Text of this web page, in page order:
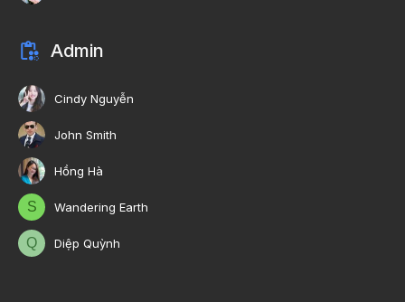
Admin
Cindy Nguyễn
John Smith
Hồng Hà
S Wandering Earth
Q Diệp Quỳnh